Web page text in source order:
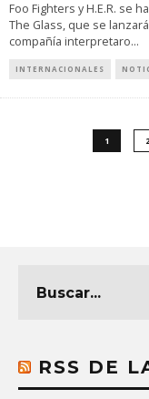
Foo Fighters y H.E.R. se
The Glass, que se
compañía interpretaro...
INTERNACIONALES
1 2
RSS DE